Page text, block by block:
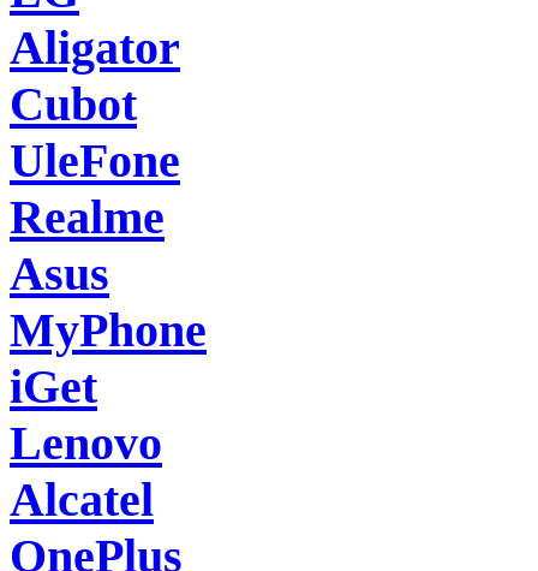
Aligator
Cubot
UleFone
Realme
Asus
MyPhone
iGet
Lenovo
Alcatel
OnePlus